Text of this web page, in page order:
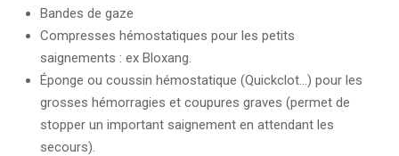
Bandes de gaze
Compresses hémostatiques pour les petits
saignements : ex Bloxang.
Éponge ou coussin hémostatique (Quickclot…) pour les
grosses hémorragies et coupures graves (permet de
stopper un important saignement en attendant les
secours).